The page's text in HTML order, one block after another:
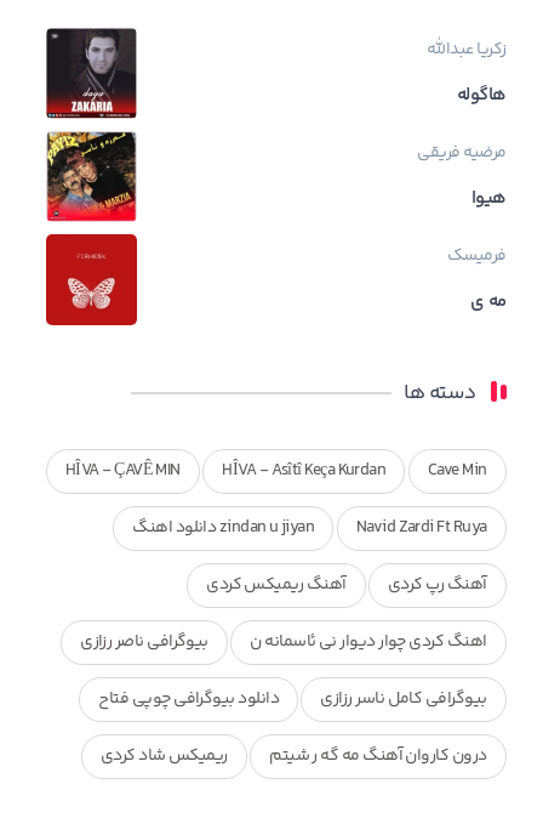
زکریا عبدالله
هاگوله
مرضیه فریقی
هیوا
فرمیسک
مه ی
دسته ها
Cave Min
HÎVA - Asîtî Keça Kurdan
HÎVA - ÇAVÊ MIN
Navid Zardi Ft Ruya zindan u jiyan دانلود اهنگ
آهنگ رپ کردی آهنگ ریمیکس کردی
اهنگ کردی چوار دیوار نی ئاسمانه ن بیوگرافی ناصر رزازی
بیوگرافی کامل ناسر رزازی دانلود بیوگرافی چوپی فتاح
درون کاروان آهنگ مه گه ر شیتم ریمیکس شاد کردی